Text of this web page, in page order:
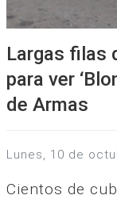
Largas filas
para ver
de Armas
lunes, 10 de
Cientos de